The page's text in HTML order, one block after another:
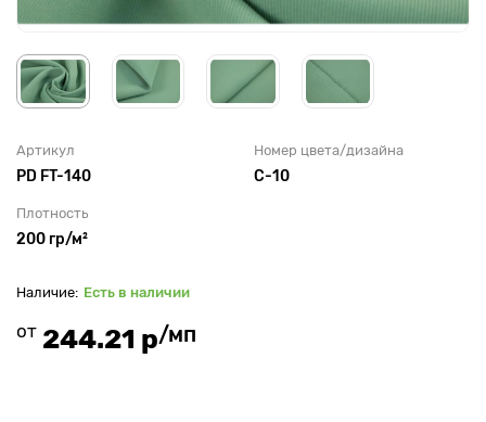
Артикул
PD FT-140
Номер цвета/дизайна
С-10
Плотность
200 гр/м²
Есть в наличии
от 244.21 р/мп